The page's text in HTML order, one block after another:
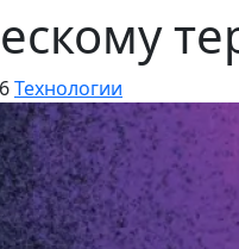
Технологии